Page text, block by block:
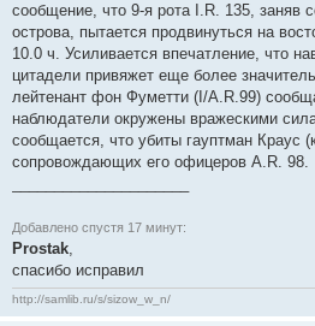
сообщение, что 9-я рота I.R. 135, заняв
острова, пытается продвинуться на
10.0 ч. Усиливается впечатление, что
цитадели привяжет еще более
лейтенант фон Фуметти (I/A.R.99)
наблюдатели окружены вражескими
сообщается, что убиты гауптман Краус
сопровождающих его офицеров A.R. 98.
Добавлено спустя 17 минут:
Prostak,
спасибо исправил
http://samlib.ru/s/sizow_w_n/